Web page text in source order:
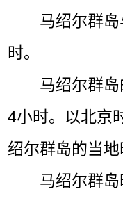
马绍尔群
时。
马绍尔群
4小时。以北京
绍尔群岛的当地
马绍尔群